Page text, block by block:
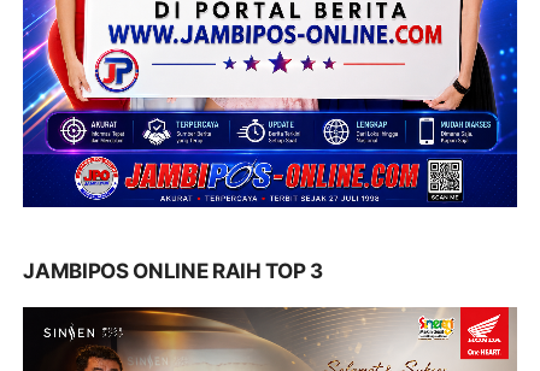
JAMBIPOS ONLINE RAIH TOP 3